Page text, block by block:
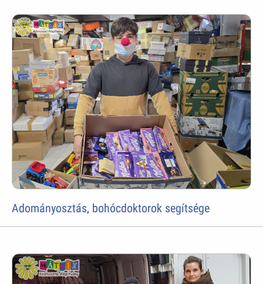
Adományosztás, bohócdoktorok segítsége